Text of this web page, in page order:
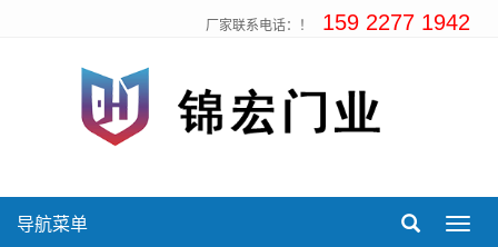
厂家联系电话：！ 159 2277 1942
导航菜单